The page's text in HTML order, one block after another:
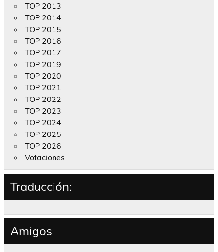
TOP 2013
TOP 2014
TOP 2015
TOP 2016
TOP 2017
TOP 2019
TOP 2020
TOP 2021
TOP 2022
TOP 2023
TOP 2024
TOP 2025
TOP 2026
Votaciones
Traducción:
Amigos